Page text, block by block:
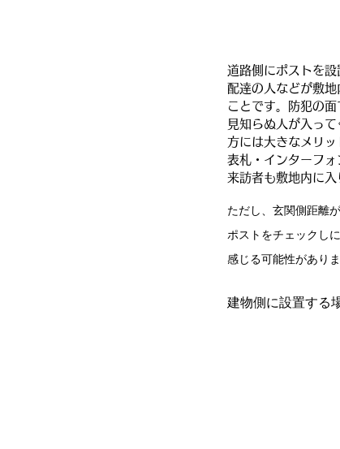
道路側にポストを設
配達の人などが敷
ことです。防犯の面
見知らぬ人が入っ
方には大きなメリッ
表札・インターフ
来訪者も敷地内に入
ただし、玄関側距離
ポストをチェックし
感じる可能性がありま
建物側に設置する